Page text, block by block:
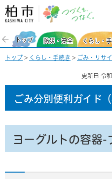
柏市 つづくを、
トップ 防災・安全 くらし・
トップ > くらし・手続き > ごみ・リサ
更新日 令
ごみ分別便利ガイド
ヨーグルトの容器-